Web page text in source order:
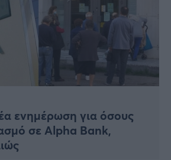
ενημέρωση για όσους
σε Alpha Bank,